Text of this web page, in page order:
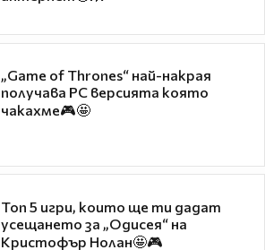
„Game of Thrones“ най-накрая
получава PC версията която
чакахме🎮🤩
Топ 5 игри, които ще ти дадат
усещането за „Одисея“ на
Кристофър Нолан🤩🎮